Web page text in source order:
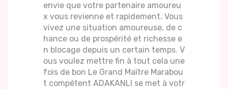
envie que votre partenaire amoureu
x vous revienne et rapidement. Vous
vivez une situation amoureuse, de c
hance ou de prospérité et richesse e
n blocage depuis un certain temps. V
ous voulez mettre fin à tout cela une
fois de bon Le Grand Maître Marabou
t compétent ADAKANLI se met à votr